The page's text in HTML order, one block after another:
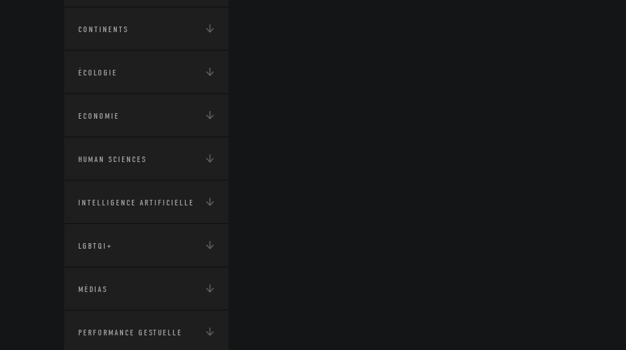
CONTINENTS
ÉCOLOGIE
ECONOMIE
HUMAN SCIENCES
INTELLIGENCE ARTIFICIELLE
LGBTQI+
MÉDIAS
PERFORMANCE GESTUELLE